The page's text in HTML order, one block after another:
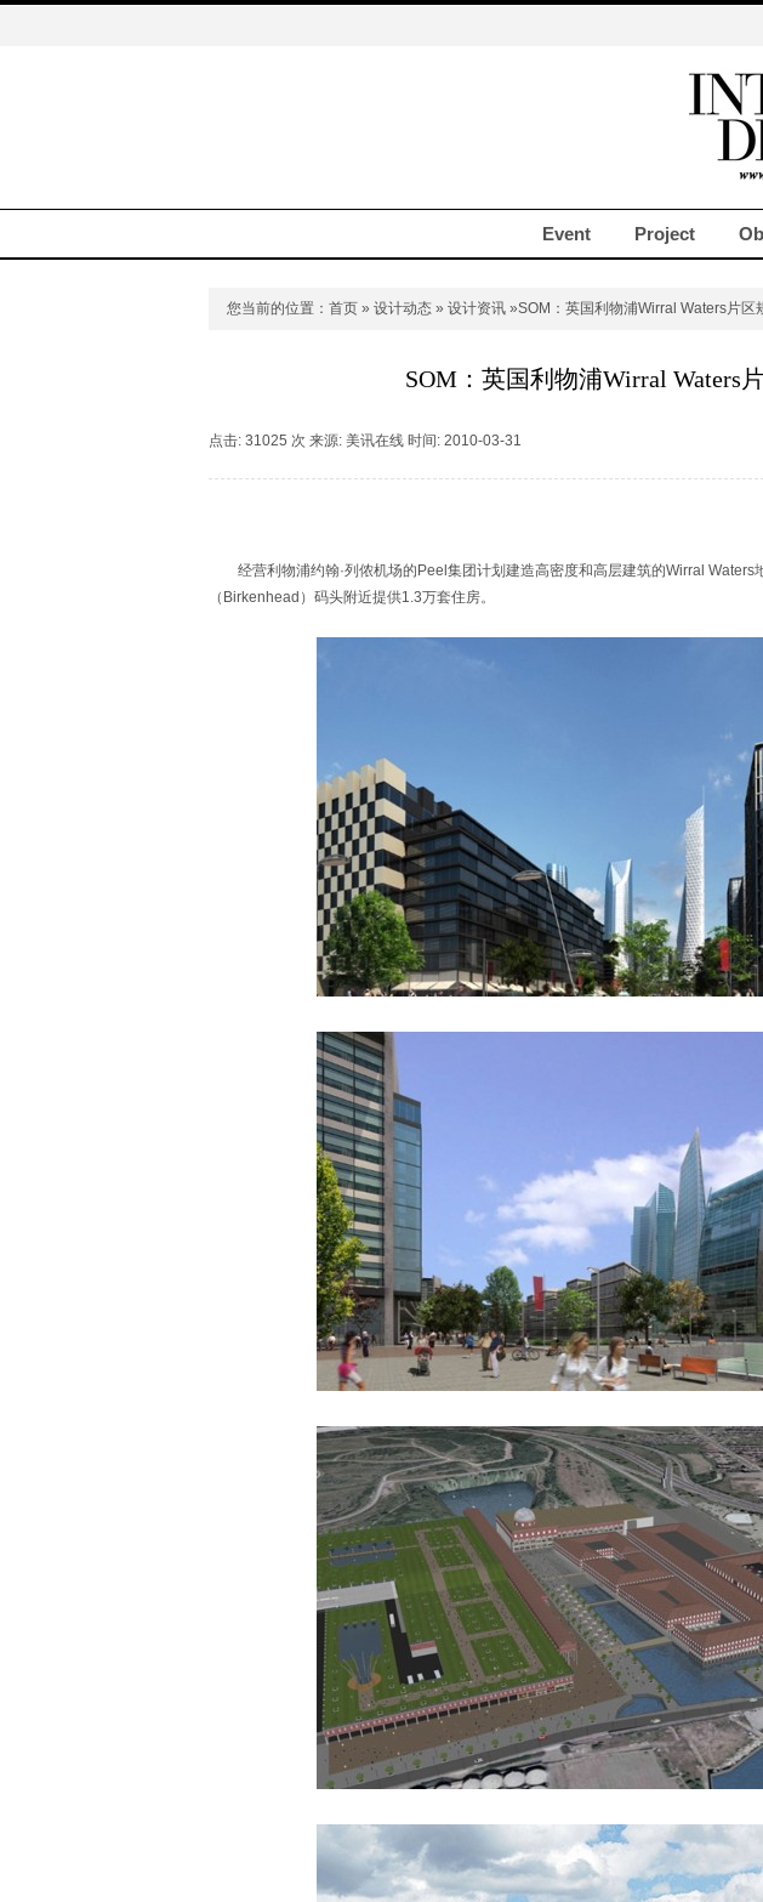
Event Project
您当前的位置： 首页 » 设计动态 » 设计资讯 »SOM：英国利物浦Wirral Waters片区
SOM：英国利物浦Wirral Waters
点击: 31025 次 来源: 美讯在线 时间: 2010-03-31
经营利物浦约翰·列侬机场的Peel集团计划建造高密度和高层建筑的Wirral Waters
（Birkenhead）码头附近提供1.3万套住房。